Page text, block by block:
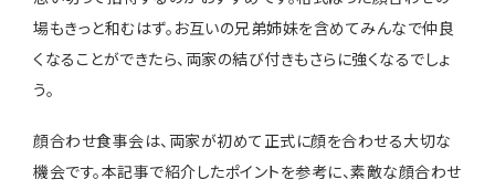
場もきっと和むはず。お互いの兄弟姉妹を含めてみんなで仲良
くなることができたら、両家の結び付きもさらに強くなるでしょ
う。
顔合わせ食事会は、両家が初めて正式に顔を合わせる大切な
機会です。本記事で紹介したポイントを参考に、素敵な顔合わせ